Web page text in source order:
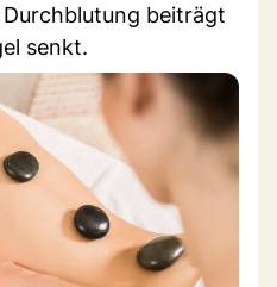
beiträgt
senkt.